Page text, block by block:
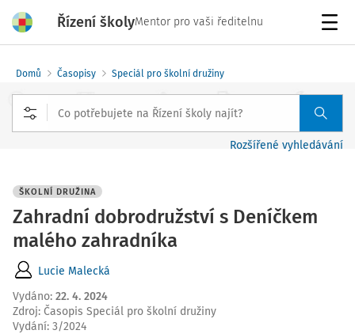
Řízení školyMentor pro vaši ředitelnu
Domů Časopisy Speciál pro školní družiny
Rozšířené vyhledávání
ŠKOLNÍ DRUŽINA
Zahradní dobrodružství s Deníčkem
malého zahradníka
Lucie Malecká
Vydáno: 22. 4. 2024
Zdroj: Časopis Speciál pro školní družiny
Vydání: 3/2024